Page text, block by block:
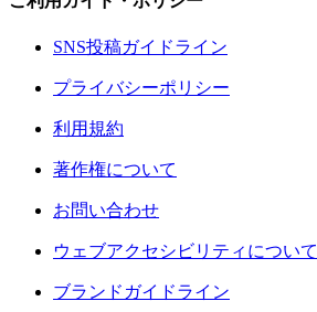
SNS投稿ガイドライン
プライバシーポリシー
利用規約
著作権について
お問い合わせ
ウェブアクセシビリティについて
ブランドガイドライン